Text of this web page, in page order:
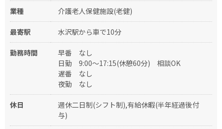
業種 介護老人保健施設(老健)
最寄駅 水沢駅から車で10分
勤務時間 早番
なし
日勤
9:00～17:15(休憩60分)
相談OK
遅番
なし
夜勤
なし
休日
週休二日制(シフト制),有給休暇(半年経過後付
与)